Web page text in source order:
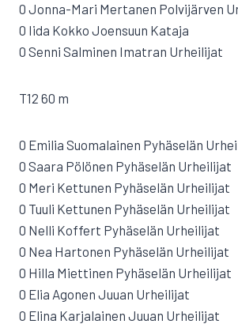
0 Jonna-Mari Mertanen Polvijärven
0 Iida Kokko Joensuun Kataja
0 Senni Salminen Imatran Urheilijat
T12 60 m
0 Emilia Suomalainen Pyhäselän
0 Saara Pölönen Pyhäselän Urheilijat
0 Meri Kettunen Pyhäselän Urheilijat
0 Tuuli Kettunen Pyhäselän Urheilijat
0 Nelli Koffert Pyhäselän Urheilijat
0 Nea Hartonen Pyhäselän Urheilijat
0 Hilla Miettinen Pyhäselän Urheilijat
0 Elia Agonen Juuan Urheilijat
0 Elina Karjalainen Juuan Urheilijat